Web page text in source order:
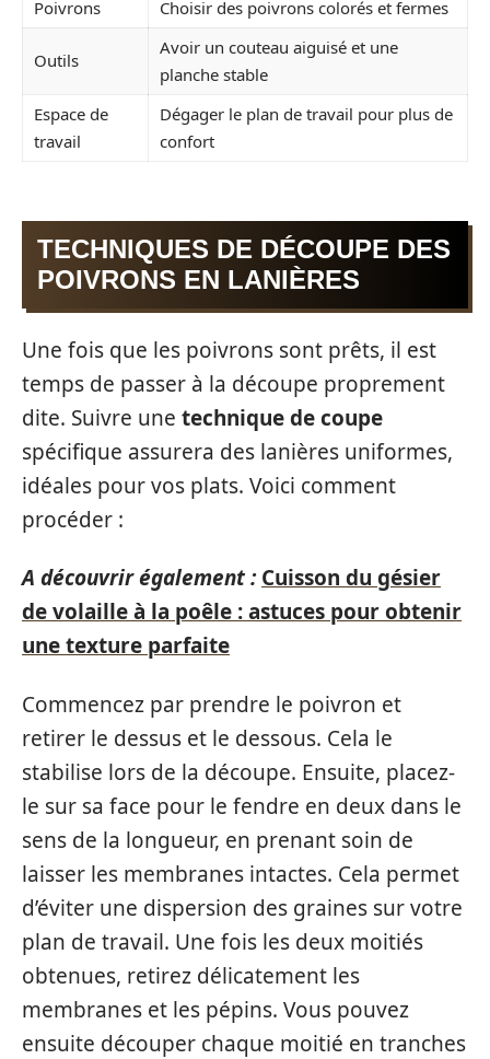
Poivrons Choisir des poivrons colorés et fermes
Outils
Avoir un couteau aiguisé et une
planche stable
Espace de
travail
Dégager le plan de travail pour plus de
confort
TECHNIQUES DE DÉCOUPE DES
POIVRONS EN LANIÈRES
Une fois que les poivrons sont prêts, il est
temps de passer à la découpe proprement
dite. Suivre une technique de coupe
spécifique assurera des lanières uniformes,
idéales pour vos plats. Voici comment
procéder :
A découvrir également : Cuisson du gésier
de volaille à la poêle : astuces pour obtenir
une texture parfaite
Commencez par prendre le poivron et
retirer le dessus et le dessous. Cela le
stabilise lors de la découpe. Ensuite, placez-
le sur sa face pour le fendre en deux dans le
sens de la longueur, en prenant soin de
laisser les membranes intactes. Cela permet
d’éviter une dispersion des graines sur votre
plan de travail. Une fois les deux moitiés
obtenues, retirez délicatement les
membranes et les pépins. Vous pouvez
ensuite découper chaque moitié en tranches